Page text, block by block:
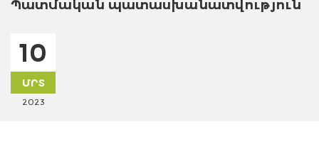
Պատմական պատասխանատվություն
10
ՄՐՏ
2023